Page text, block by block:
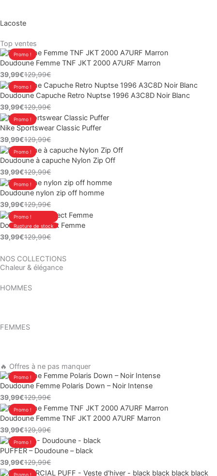
Lacoste
Top ventes
Promo !
Doudoune Femme TNF JKT 2000 A7URF Marron
129,99€
Le
prix
initial
était :
129,99€.
39,99€
Le
prix
actuel
est :
39,99€.
Promo !
Doudoune Capuche Retro Nuptse 1996 A3C8D Noir Blanc
129,99€
Le
prix
initial
était :
129,99€.
39,99€
Le
prix
actuel
est :
39,99€.
Promo !
Nike Sportswear Classic Puffer
129,99€
Le
prix
initial
était :
129,99€.
39,99€
Le
prix
actuel
est :
39,99€.
Promo !
Doudoune à capuche Nylon Zip Off
129,99€
Le
prix
initial
était :
129,99€.
39,99€
Le
prix
actuel
est :
39,99€.
Promo !
Doudoune nylon zip off homme
129,99€
Le
prix
initial
était :
129,99€.
39,99€
Le
prix
actuel
est :
39,99€.
Promo !
Rupture de stock
Doudoune Puffect Femme
129,99€
Le
prix
initial
129,99€.
39,99€
Le
prix
actuel
39,99€.
NOS COLLECTIONS
Chaleur & élégance
HOMMES
FEMMES
🔥 Offres à ne pas manquer
Promo !
Doudoune Femme Polaris Down – Noir Intense
129,99€
Le
prix
initial
était :
129,99€.
39,99€
Le
prix
actuel
est :
39,99€.
Promo !
Doudoune Femme TNF JKT 2000 A7URF Marron
129,99€
Le
prix
initial
était :
129,99€.
39,99€
Le
prix
actuel
est :
39,99€.
Promo !
PUFFER – Doudoune – black
129,99€
Le
prix
initial
39,99€
Le
prix
actuel
Promo !
Le
Le